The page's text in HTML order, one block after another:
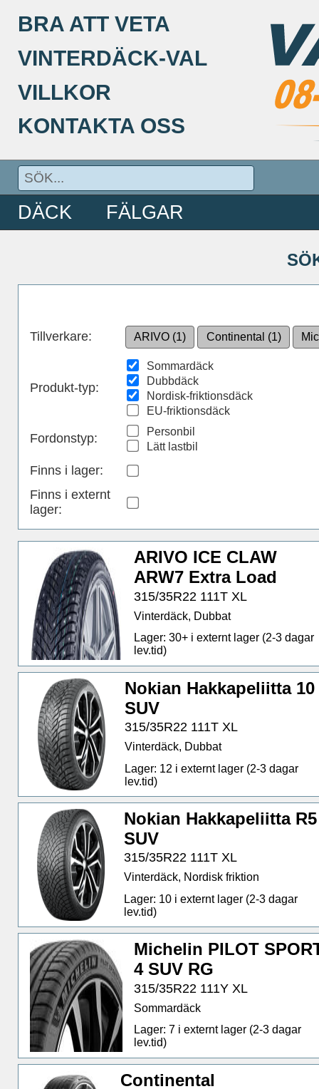
BRA ATT VETA
VINTERDÄCK-VAL
VILLKOR
KONTAKTA OSS
DÄCK FÄLGAR
Tillverkare: ARIVO (1) Continental (1)
Produkt-typ:
Sommardäck
Dubbdäck
Nordisk-friktionsdäck
EU-friktionsdäck
Fordonstyp:
Personbil
Lätt lastbil
Finns i lager:
Finns i externt
lager:
ARIVO ICE CLAW
ARW7 Extra Load
315/35R22 111T XL
Vinterdäck, Dubbat
Lager: 30+ i externt lager (2-3 dagar
lev.tid)
Nokian Hakkapeliitta 10
SUV
315/35R22 111T XL
Vinterdäck, Dubbat
Lager: 12 i externt lager (2-3 dagar
lev.tid)
Nokian Hakkapeliitta R5
SUV
315/35R22 111T XL
Vinterdäck, Nordisk friktion
Lager: 10 i externt lager (2-3 dagar
lev.tid)
Michelin PILOT
4 SUV RG
315/35R22 111Y XL
Sommardäck
Lager: 7 i externt lager (2-3 dagar
lev.tid)
Continental